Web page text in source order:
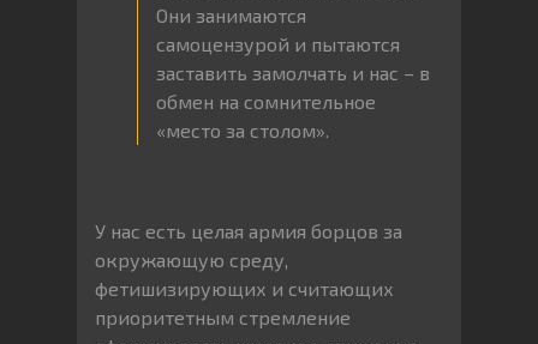
Они занимаются
самоцензурой и пытаются
заставить замолчать и нас – в
обмен на сомнительное
«место за столом».
У нас есть целая армия борцов за
окружающую среду,
фетишизирующих и считающих
приоритетным стремление